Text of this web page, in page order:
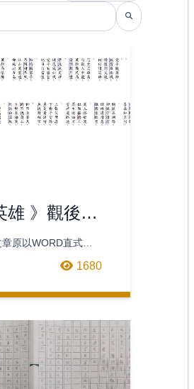
雄 》觀後回
原以WORD直式編
見圖一)英雄愛子觀英
秦風懵懂問父親何以
索英雄義勾
1680